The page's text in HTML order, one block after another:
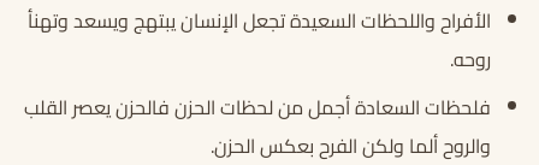
الأفراح واللحظات السعيدة تجعل الإنسان يبتهج ويسعد وتهنأ
روحه.
فلحظات السعادة أجمل من لحظات الحزن فالحزن يعصر القلب
والروح ألما ولكن الفرح بعكس الحزن.